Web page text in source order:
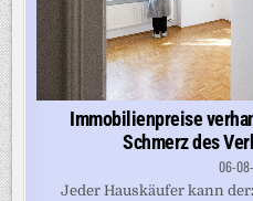
Immobilienpreise
Schmerz des
06-
Jeder Hauskäufer kann